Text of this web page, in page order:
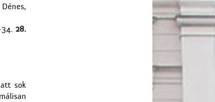
Dénes,
28.
sok